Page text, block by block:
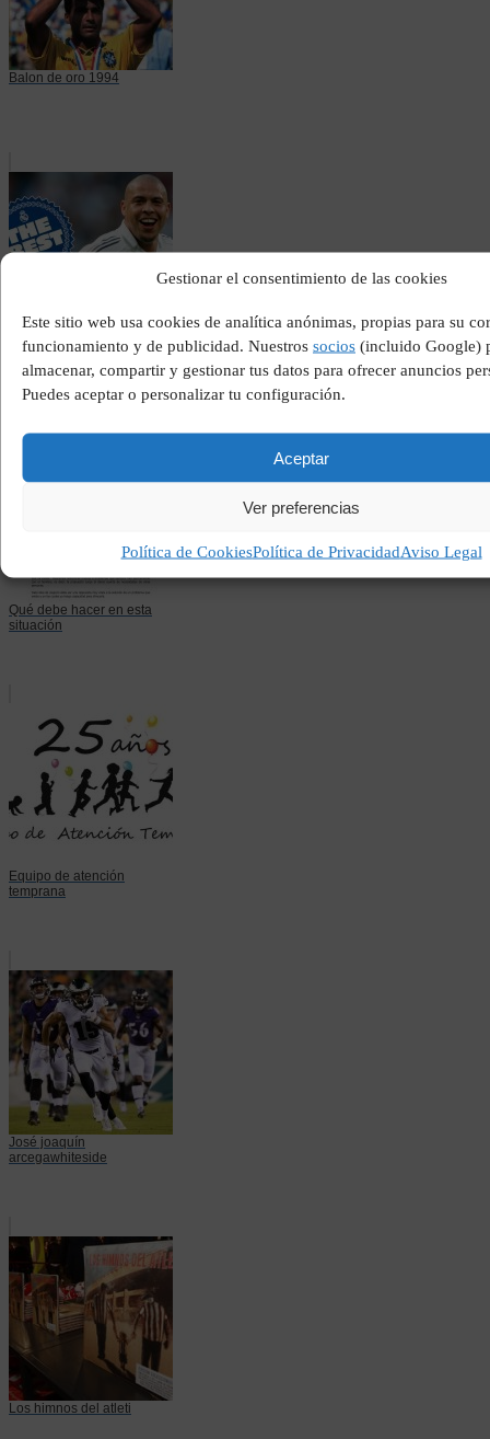
Gestionar el consentimiento de las cookies
Este sitio web usa cookies de analítica anónimas, propias para su
funcionamiento y de publicidad. Nuestros socios (incluido Google)
almacenar, compartir y gestionar tus datos para ofrecer anuncios
Puedes aceptar o personalizar tu configuración.
Aceptar
Ver preferencias
Política de CookiesPolítica de PrivacidadAviso Legal
Balon de oro 1994
Ronaldo nazario real
Qué debe hacer en esta
situación
Equipo de atención
temprana
José joaquín
arcegawhiteside
Los himnos del atleti